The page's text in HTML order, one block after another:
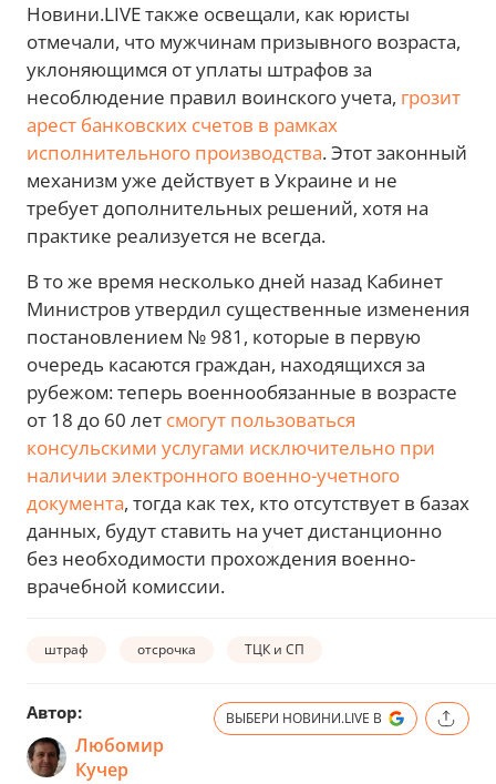
Новини.LIVE также освещали, как юристы
отмечали, что мужчинам призывного возраста,
уклоняющимся от уплаты штрафов за
несоблюдение правил воинского учета, грозит
арест банковских счетов в рамках
исполнительного производства. Этот законный
механизм уже действует в Украине и не
требует дополнительных решений, хотя на
практике реализуется не всегда.
В то же время несколько дней назад Кабинет
Министров утвердил существенные изменения
постановлением № 981, которые в первую
очередь касаются граждан, находящихся за
рубежом: теперь военнообязанные в возрасте
от 18 до 60 лет смогут пользоваться
консульскими услугами исключительно при
наличии электронного военно-учетного
документа, тогда как тех, кто отсутствует в базах
данных, будут ставить на учет дистанционно
без необходимости прохождения военно-
врачебной комиссии.
штраф отсрочка ТЦК и СП
Автор:
Любомир
Кучер
ВЫБЕРИ НОВИНИ.LIVE В